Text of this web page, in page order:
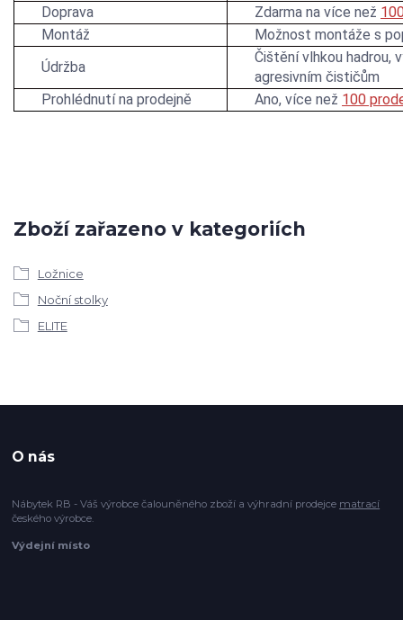
Doprava
Zdarma na více než
Montáž
Možnost montáže s
Údržba
Čištění vlhkou hadrou,
agresivním čističům
Prohlédnutí na prodejně
Ano, více než 100
Zboží zařazeno v kategoriích
Ložnice
Noční stolky
ELITE
O nás
Nábytek RB - Váš výrobce čalouněného zboží a výhradní prodejce matrací
českého výrobce.
Výdejní místo